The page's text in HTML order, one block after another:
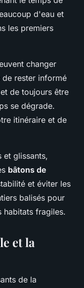
d'eau et
les premiers
changer
de rester informé
et de toujours être
se dégrade.
itinéraire et de
et glissants,
bâtons de
et éviter les
balisés pour
habitats fragiles.
et la
de la